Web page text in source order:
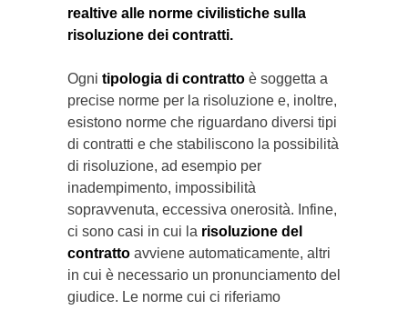
realtive alle norme civilistiche sulla
risoluzione dei contratti.
Ogni tipologia di contratto è soggetta a
precise norme per la risoluzione e, inoltre,
esistono norme che riguardano diversi tipi
di contratti e che stabiliscono la possibilità
di risoluzione, ad esempio per
inadempimento, impossibilità
sopravvenuta, eccessiva onerosità. Infine,
ci sono casi in cui la risoluzione del
contratto avviene automaticamente, altri
in cui è necessario un pronunciamento del
giudice. Le norme cui ci riferiamo